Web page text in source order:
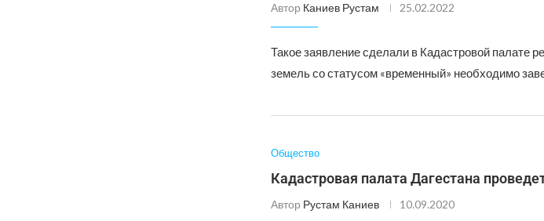
Автор Каниев Рустам 25.02.2022
Такое заявление сделали в Кадастровой палате
земель со статусом «временный» необходимо
Общество
Кадастровая палата Дагестана
Автор Рустам Каниев 10.09.2020